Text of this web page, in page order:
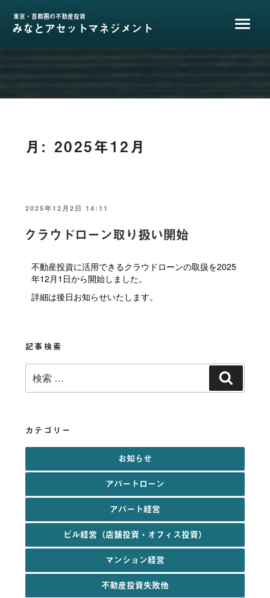
ッ
東京・首都圏の不動産投資
みなとアセットマネジメント
月:2025年12月
投
2025年12月2日 14:11
クラウドローン取り扱い開始
不動産投資に活用できるクラウドローンの取扱を2025
年12月1日から開始しました。
詳細は後日お知らせいたします。
記事検索
検
索:
索
カテゴリー
お知らせ
アパートローン
アパート経営
ビル経営（店舗投資・オフィス投資）
マンション経営
不動産投資失敗他